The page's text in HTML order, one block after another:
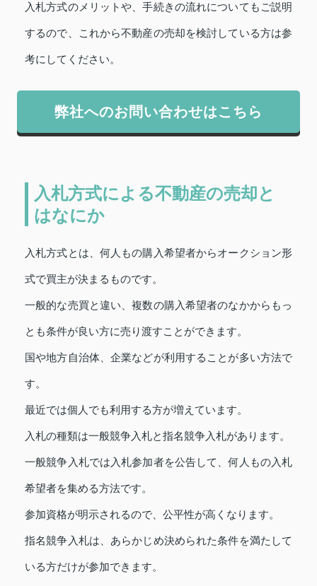
入札方式のメリットや、手続きの流れについてもご説明
するので、これから不動産の売却を検討している方は参
考にしてください。
弊社へのお問い合わせはこちら
入札方式による不動産の売却と
はなにか
入札方式とは、何人もの購入希望者からオークション形
式で買主が決まるものです。
一般的な売買と違い、複数の購入希望者のなかからもっ
とも条件が良い方に売り渡すことができます。
国や地方自治体、企業などが利用することが多い方法で
す。
最近では個人でも利用する方が増えています。
入札の種類は一般競争入札と指名競争入札があります。
一般競争入札では入札参加者を公告して、何人もの入札
希望者を集める方法です。
参加資格が明示されるので、公平性が高くなります。
指名競争入札は、あらかじめ決められた条件を満たして
いる方だけが参加できます。